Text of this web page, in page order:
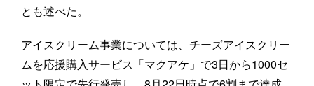
とも述べた。
アイスクリーム事業については、チーズアイスクリー
ムを応援購入サービス「マクアケ」で3日から1000セ